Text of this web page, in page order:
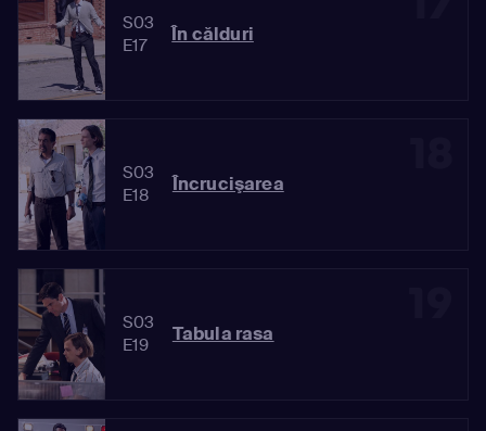
S03
E17
În călduri
S03
E18
Încrucişarea
S03
E19
Tabula rasa